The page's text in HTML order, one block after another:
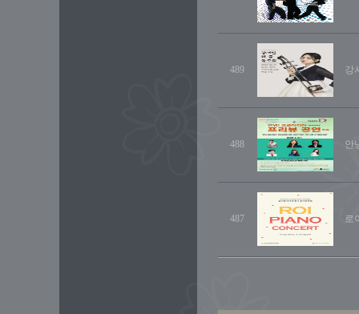
489 강
488 안
487 로